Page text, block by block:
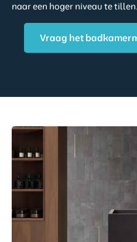
naar een hoger niveau te tillen.
Vraag het